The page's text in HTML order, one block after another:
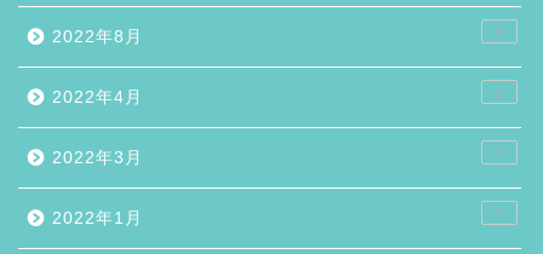
2022年8月 4
2022年4月 2
2022年3月 3
2022年1月 2